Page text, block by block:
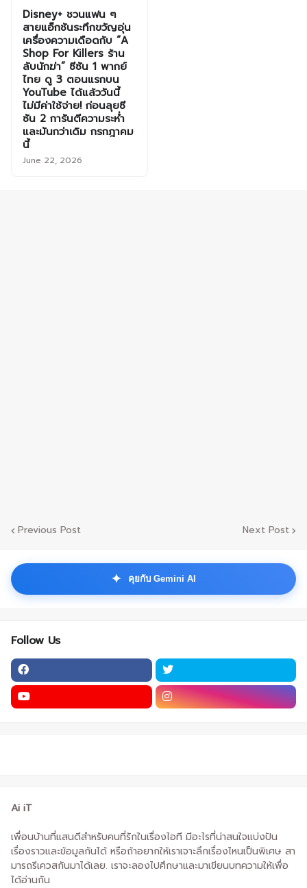
Disney+ ชวนแฟน ๆ
สายแอ็กชันระทึกขวัญอุ่น
เครื่องความเดือดกับ “A
Shop For Killers ร้าน
ลับนักฆ่า” ซีซัน 1 พากย์
ไทย ดู 3 ตอนแรกบน
YouTube ได้แล้ววันนี้
ไม่มีค่าใช้จ่าย! ก่อนลุยซี
ซัน 2 การันตีความระห่ำ
และมันกว่าเดิม กรกฎาคม
นี้
June 22, 2026
Previous Post Next Post
✦ คุยกับ Gemini AI
Follow Us
Ai iT
เพื่อนบ้านที่แสนดีสำหรับคนที่รักในเรื่องไอที มีอะไรที่น่าสนใจแบ่งปัน
เรื่องราวและข้อมูลกันได้ หรือถ้าอยากให้เราเจาะลึกเรื่องไหนเป็นพิเศษ สา
มารถรีเควสกันมาได้เลย. เราจะลองไปศึกษาและมาเขียนบทความให้เพื่อ
ได้อ่านกัน